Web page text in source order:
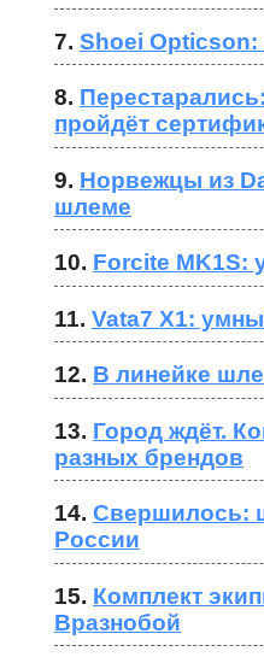
7. Shoei
8.
пройдёт
9. Норвежцы из
шлеме
10. Forcite MK1S:
11. Vata7 X1:
12. В линейке
13. Город ждёт.
разных брендов
14. Свершилось:
России
15. Комплект
Вразнобой